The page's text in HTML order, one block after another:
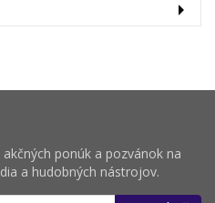
ponúk a pozvánok na
a hudobných nástrojov.